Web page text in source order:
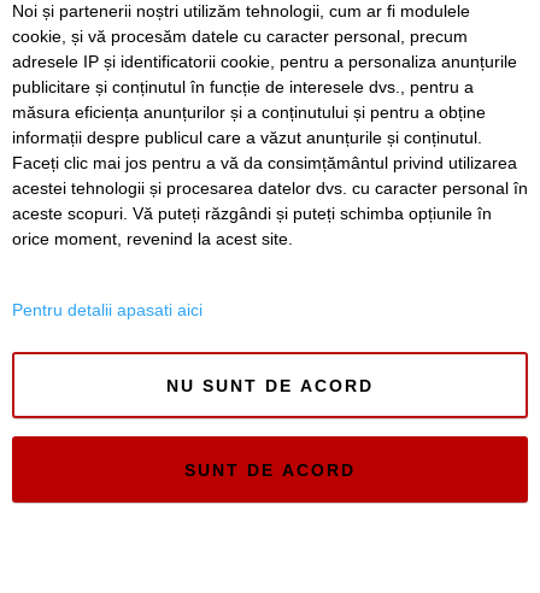
Timiș Online
ISSN 3008-2323
ISSN-L 3008-2323
Noi și partenerii noștri utilizăm tehnologii, cum ar fi modulele
cookie, și vă procesăm datele cu caracter personal, precum
adresele IP și identificatorii cookie, pentru a personaliza anunțurile
publicitare și conținutul în funcție de interesele dvs., pentru a
măsura eficiența anunțurilor și a conținutului și pentru a obține
informații despre publicul care a văzut anunțurile și conținutul.
Faceți clic mai jos pentru a vă da consimțământul privind utilizarea
acestei tehnologii și procesarea datelor dvs. cu caracter personal în
aceste scopuri. Vă puteți răzgândi și puteți schimba opțiunile în
orice moment, revenind la acest site.
Pentru detalii apasati aici
NU SUNT DE ACORD
SUNT DE ACORD